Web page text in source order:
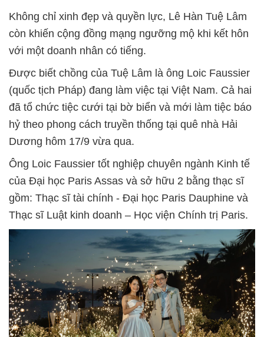
Không chỉ xinh đẹp và quyền lực, Lê Hàn Tuệ Lâm
còn khiến cộng đồng mạng ngưỡng mộ khi kết hôn
với một doanh nhân có tiếng.
Được biết chồng của Tuệ Lâm là ông Loic Faussier
(quốc tịch Pháp) đang làm việc tại Việt Nam. Cả hai
đã tổ chức tiệc cưới tại bờ biển và mới làm tiệc báo
hỷ theo phong cách truyền thống tại quê nhà Hải
Dương hôm 17/9 vừa qua.
Ông Loic Faussier tốt nghiệp chuyên ngành Kinh tế
của Đại học Paris Assas và sở hữu 2 bằng thạc sĩ
gồm: Thạc sĩ tài chính - Đại học Paris Dauphine và
Thạc sĩ Luật kinh doanh – Học viện Chính trị Paris.